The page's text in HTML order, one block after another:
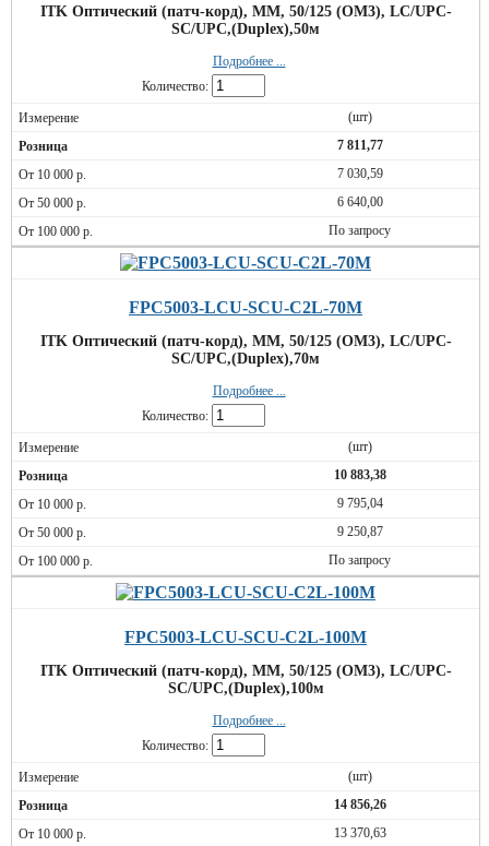
ITK Оптический (патч-корд), MM, 50/125 (OM3), LC/UPC-
SC/UPC,(Duplex),50м
Подробнее ...
Количество:
(шт)
7 811,77
7 030,59
6 640,00
По запросу
FPC5003-LCU-SCU-C2L-70M
ITK Оптический (патч-корд), MM, 50/125 (OM3), LC/UPC-
SC/UPC,(Duplex),70м
Подробнее ...
Количество:
(шт)
10 883,38
9 795,04
9 250,87
По запросу
FPC5003-LCU-SCU-C2L-100M
ITK Оптический (патч-корд), MM, 50/125 (OM3), LC/UPC-
SC/UPC,(Duplex),100м
Подробнее ...
Количество:
(шт)
14 856,26
13 370,63